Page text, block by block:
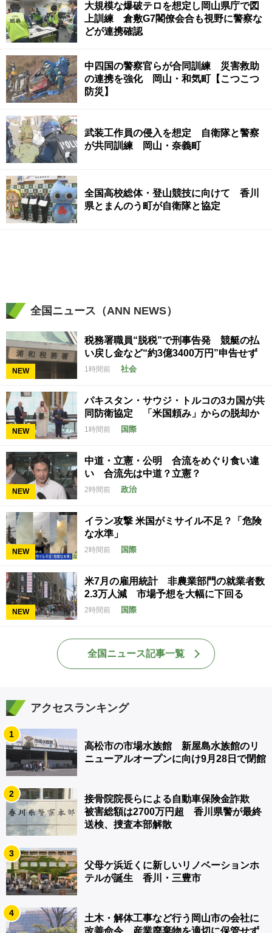
大規模な爆破テロを想定し岡山県庁で図
上訓練 倉敷G7閣僚会合も視野に警察な
どが連携確認
中四国の警察官らが合同訓練 災害救助
の連携を強化 岡山・和気町【こつこつ
防災】
武装工作員の侵入を想定 自衛隊と警察
が共同訓練 岡山・奈義町
全国高校総体・登山競技に向けて 香川
県とまんのう町が自衛隊と協定
全国ニュース（ANN NEWS）
NEW
税務署職員“脱税”で刑事告発 競艇の払
い戻し金など“約3億3400万円”申告せず
1時間前 社会
NEW
パキスタン・サウジ・トルコの3カ国が共
同防衛協定 「米国頼み」からの脱却か
1時間前 国際
NEW
中道・立憲・公明 合流をめぐり食い違
い 合流先は中道？立憲？
2時間前 政治
NEW
イラン攻撃 米国がミサイル不足？「危険
な水準」
2時間前 国際
NEW
米7月の雇用統計 非農業部門の就業者数
2.3万人減 市場予想を大幅に下回る
2時間前 国際
全国ニュース記事一覧
アクセスランキング
1
高松市の市場水族館 新屋島水族館のリ
ニューアルオープンに向け9月28日で閉館
2
接骨院院長らによる自動車保険金詐欺
被害総額は2700万円超 香川県警が最終
送検、捜査本部解散
3
父母ケ浜近くに新しいリノベーションホ
テルが誕生 香川・三豊市
4
土木・解体工事など行う岡山市の会社に
改善命令 産業廃棄物を適切に保管せず